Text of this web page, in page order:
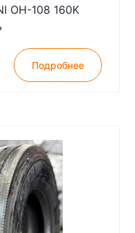
OH-108 160K
Подробнее